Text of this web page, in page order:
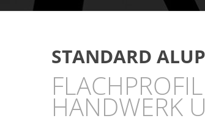
STANDARD
HANDWERK